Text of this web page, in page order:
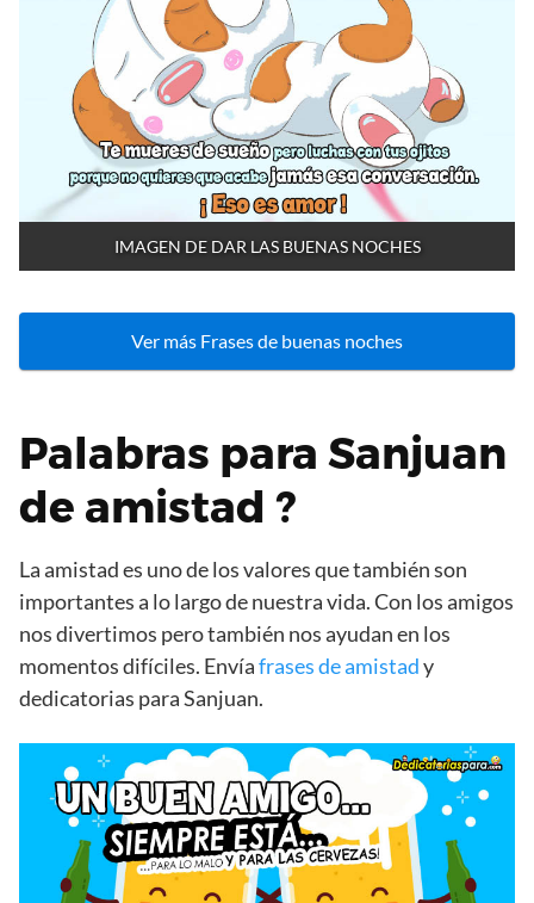
IMAGEN DE DAR LAS BUENAS NOCHES
Ver más Frases de buenas noches
Palabras para Sanjuan
de amistad ?
La amistad es uno de los valores que también son
importantes a lo largo de nuestra vida. Con los amigos
nos divertimos pero también nos ayudan en los
momentos difíciles. Envíafrases de amistady
dedicatorias para Sanjuan.